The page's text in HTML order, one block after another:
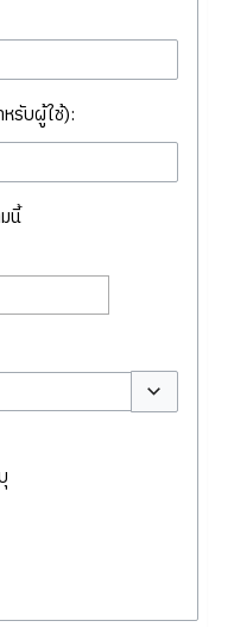
รับผู้ใช้):
นี้
สลับตัวเลือก